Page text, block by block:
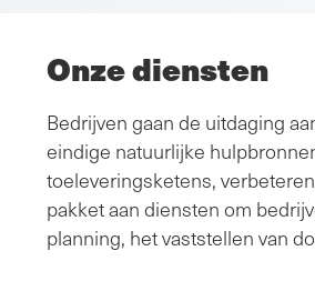
Onze diensten
Bedrijven gaan de uitdaging
eindige natuurlijke
toeleveringsketens,
pakket aan diensten om
planning, het vaststellen van